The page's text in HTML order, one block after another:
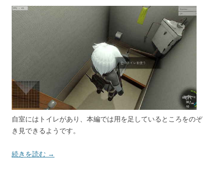
自室にはトイレがあり、本編では用を足しているところをのぞ
き見できるようです。
続きを読む →